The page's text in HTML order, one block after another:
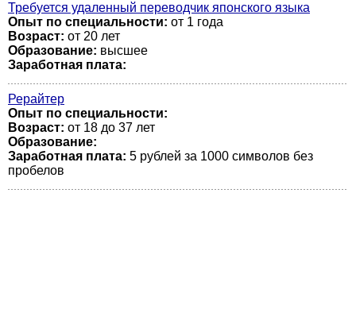
Требуется удаленный переводчик японского языка
Опыт по специальности: от 1 года
Возраст: от 20 лет
Образование: высшее
Заработная плата:
Рерайтер
Опыт по специальности:
Возраст: от 18 до 37 лет
Образование:
Заработная плата: 5 рублей за 1000 символов без
пробелов